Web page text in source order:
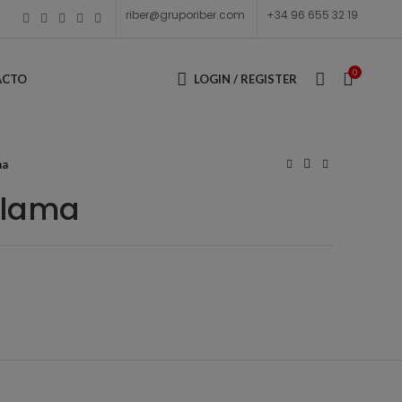
riber@gruporiber.com +34 96 655 32 19
LOGIN / REGISTER 0